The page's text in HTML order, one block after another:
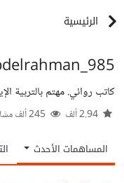
الرئيسية
كاتب روائي. مهتم بالتربية
المساهمات الأحدث